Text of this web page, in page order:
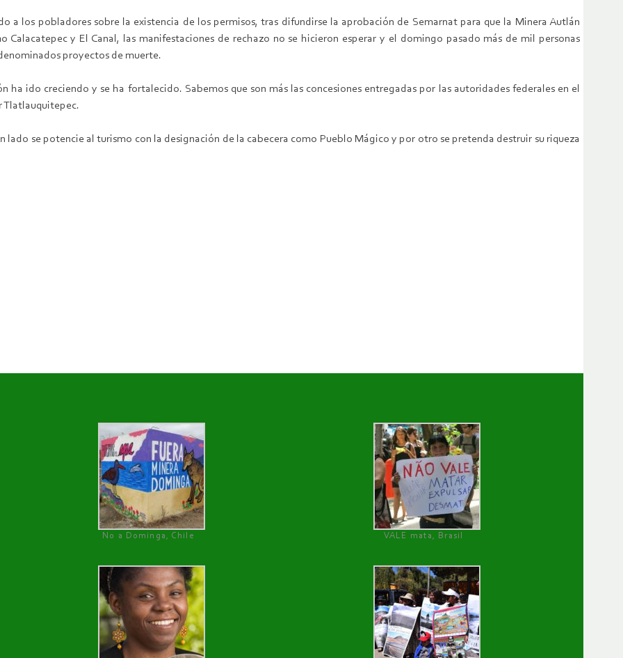
a los pobladores sobre la existencia de los permisos, tras difundirse la aprobación de Semarnat para que la Minera Autlán
Calacatepec y El Canal, las manifestaciones de rechazo no se hicieron esperar y el domingo pasado más de mil personas
proyectos de muerte.
ha ido creciendo y se ha fortalecido. Sabemos que son más las concesiones entregadas por las autoridades federales en el
Tlatlauquitepec.
se potencie al turismo con la designación de la cabecera como Pueblo Mágico y por otro se pretenda destruir su riqueza
No a Dominga, Chile
VALE mata, Brasil